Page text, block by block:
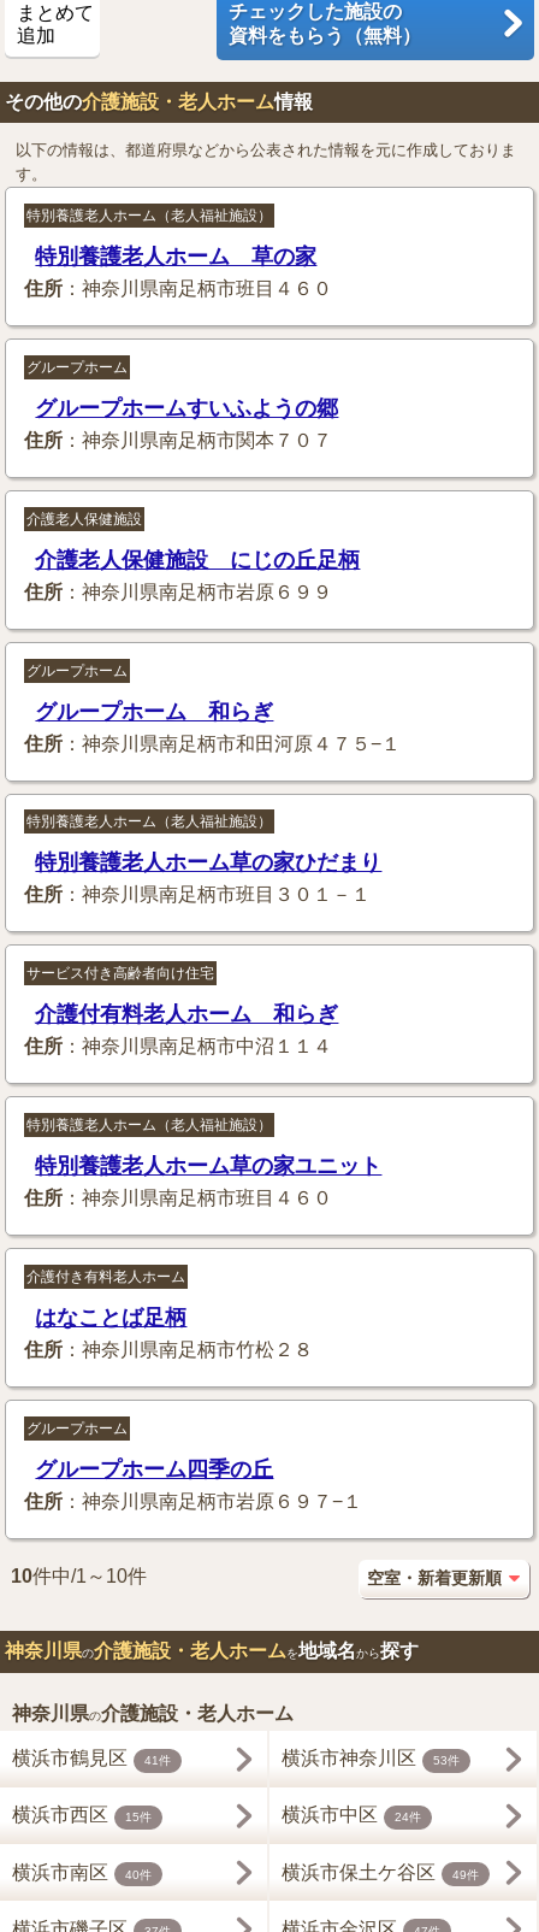
まとめて
追加
チェックした施設の
資料をもらう（無料）
その他の介護施設・老人ホーム情報
以下の情報は、都道府県などから公表された情報を元に作成しておりま
す。
特別養護老人ホーム（老人福祉施設）
特別養護老人ホーム 草の家
住所 ：神奈川県南足柄市班目４６０
グループホーム
グループホームすいふようの郷
住所 ：神奈川県南足柄市関本７０７
介護老人保健施設
介護老人保健施設 にじの丘足柄
住所 ：神奈川県南足柄市岩原６９９
グループホーム
グループホーム 和らぎ
住所 ：神奈川県南足柄市和田河原４７５−１
特別養護老人ホーム（老人福祉施設）
特別養護老人ホーム草の家ひだまり
住所 ：神奈川県南足柄市班目３０１－１
サービス付き高齢者向け住宅
介護付有料老人ホーム 和らぎ
住所 ：神奈川県南足柄市中沼１１４
特別養護老人ホーム（老人福祉施設）
特別養護老人ホーム草の家ユニット
住所 ：神奈川県南足柄市班目４６０
介護付き有料老人ホーム
はなことば足柄
住所 ：神奈川県南足柄市竹松２８
グループホーム
グループホーム四季の丘
住所 ：神奈川県南足柄市岩原６９７−１
10件中/1～10件
神奈川県の介護施設・老人ホームを地域名から探す
神奈川県の介護施設・老人ホーム
横浜市鶴見区 41件 横浜市神奈川区 53件
横浜市西区 15件 横浜市中区 24件
横浜市南区 40件 横浜市保土ケ谷区 49件